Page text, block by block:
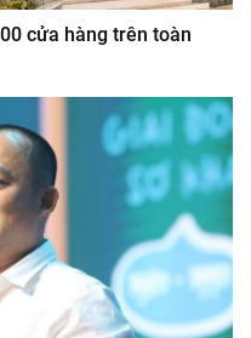
cửa hàng trên toàn